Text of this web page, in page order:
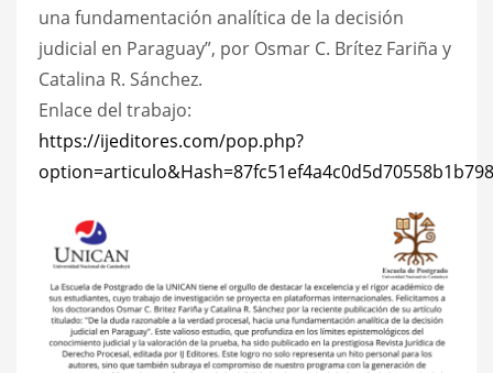
una fundamentación analítica de la decisión
judicial en Paraguay”, por Osmar C. Brítez Fariña y
Catalina R. Sánchez.
Enlace del trabajo:
https://ijeditores.com/pop.php?